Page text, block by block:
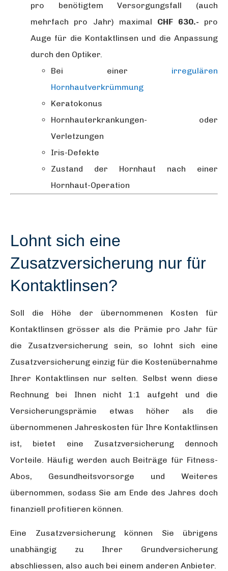
pro benötigtem Versorgungsfall (auch
mehrfach pro Jahr) maximal CHF 630.- pro
Auge für die Kontaktlinsen und die Anpassung
durch den Optiker.
Bei einer irregulären
Hornhautverkrümmung
Keratokonus
Hornhauterkrankungen- oder
Verletzungen
Iris-Defekte
Zustand der Hornhaut nach einer
Hornhaut-Operation
Lohnt sich eine
Zusatzversicherung nur für
Kontaktlinsen?
Soll die Höhe der übernommenen Kosten für
Kontaktlinsen grösser als die Prämie pro Jahr für
die Zusatzversicherungsein, so lohnt sich eine
Zusatzversicherung einzig für die Kostenübernahme
Ihrer Kontaktlinsen nur selten. Selbst wenn diese
Rechnung bei Ihnen nicht 1:1 aufgeht und die
Versicherungsprämie etwas höher als die
übernommenen Jahreskosten für Ihre Kontaktlinsen
ist, bietet eine Zusatzversicherung dennoch
Vorteile. Häufig werden auch Beiträge für Fitness-
Abos, Gesundheitsvorsorge und Weiteres
übernommen, sodass Sie am Ende des Jahres doch
finanziell profitieren können.
Eine Zusatzversicherung können Sie übrigens
unabhängig zu Ihrer Grundversicherung
abschliessen, also auch bei einem anderen Anbieter.